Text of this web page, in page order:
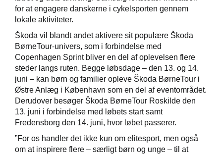
for at engagere danskerne i cykelsporten gennem
lokale aktiviteter.
Škoda vil blandt andet aktivere sit populære Škoda
BørneTour-univers, som i forbindelse med
Copenhagen Sprint bliver en del af oplevelsen flere
steder langs ruten. Begge løbsdage – den 13. og 14.
juni – kan børn og familier opleve Škoda BørneTour i
Østre Anlæg i København som en del af eventområdet.
Derudover besøger Škoda BørneTour Roskilde den
13. juni i forbindelse med løbets start samt
Fredensborg den 14. juni, hvor løbet passerer.
”For os handler det ikke kun om elitesport, men også
om at inspirere flere – særligt børn og unge – til at